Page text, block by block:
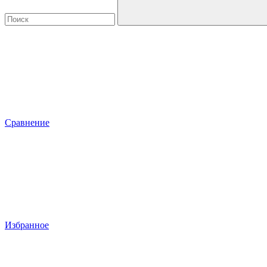
Сравнение
Избранное